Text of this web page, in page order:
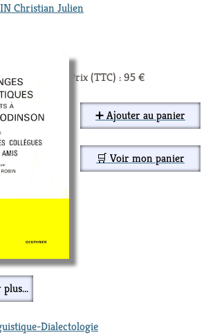
Christian Julien
Prix (TTC) : 95 €
➕ Ajouter au panier
🛒 Voir mon panier
Dialectologie